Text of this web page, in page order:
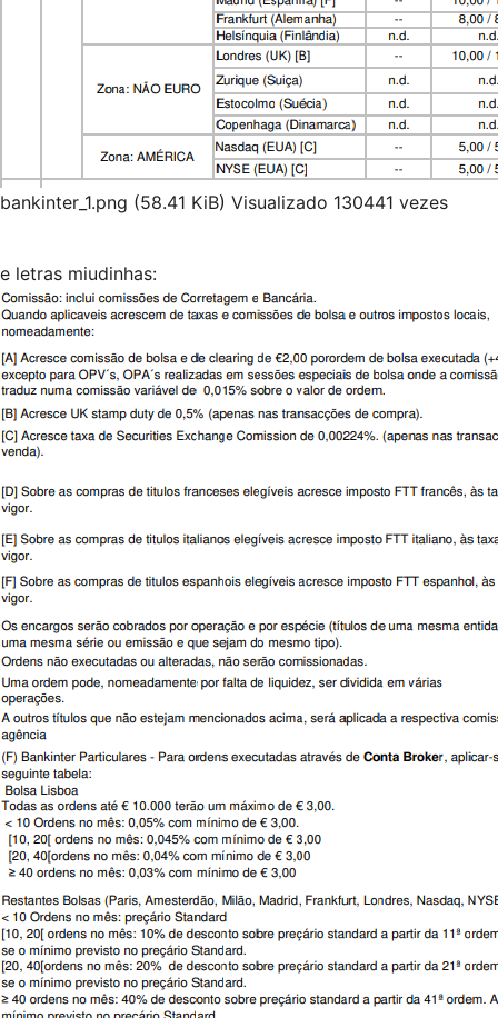
bankinter_1.png (58.41 KiB) Visualizado 130441 vezes
e letras miudinhas: